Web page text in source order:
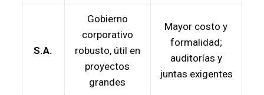
S.A.
Gobierno
corporativo
robusto, útil en
proyectos
grandes
Mayor costo y
formalidad;
auditorías y
juntas exigentes